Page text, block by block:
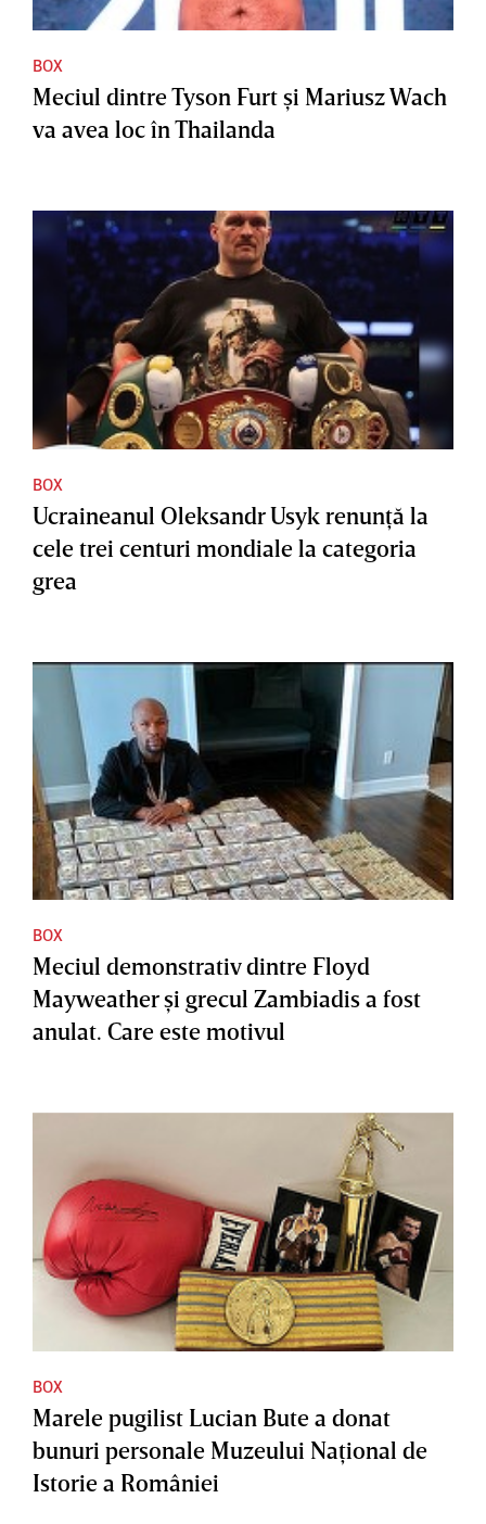
BOX
Meciul dintre Tyson Furt şi Mariusz Wach
va avea loc în Thailanda
BOX
Ucraineanul Oleksandr Usyk renunţă la
cele trei centuri mondiale la categoria
grea
BOX
Meciul demonstrativ dintre Floyd
Mayweather şi grecul Zambiadis a fost
anulat. Care este motivul
BOX
Marele pugilist Lucian Bute a donat
bunuri personale Muzeului Naţional de
Istorie a României